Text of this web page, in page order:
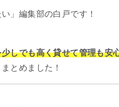
」編集部の白戸です！
しでも高く貸せて管理も安
とめました！